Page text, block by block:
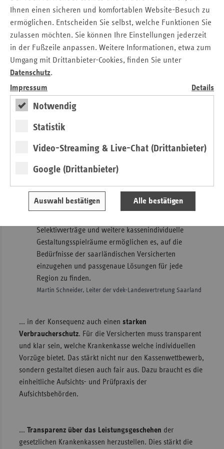
Ihnen einen sicheren und komfortablen Website-Besuch zu
ermöglichen. Entscheiden Sie selbst, welche Funktionen Sie
zulassen möchten. Sie können Ihre Einstellungen jederzeit
in der Fußzeile anpassen. Weitere Informationen, etwa zum
Umgang mit Drittanbieter-Cookies, finden Sie unter
Datenschutz.
Impressum
Details
Notwendig
Statistik
Video-Streaming & Live-Chat (Drittanbieter)
Google (Drittanbieter)
Auswahl bestätigen Alle bestätigen
einheitliche Bundesaufsicht werden der Wettbewerb
zwischen den Krankenkassen und die passgenaue
Versorgung der Versicherten vor Ort gestärkt. Derzeit sind
die Ersatzkassen bei über 100 besonderen
Versorgungsverträgen im Saarland beteiligt. Durch diese
besonderen Versorgungsverträge wird der individuelle
Versorgungsbedarf im Saarland aufgegriffen und durch
passgenaue Angebote ergänzt. Die Ersatzkassen sind
#regionalstark
Saarländer:innen.
Für die Versorgung im Land ist es wichtig, dass
Selektivverträge und weitere kassenindividuelle
Gestaltungsspielräume ermöglichen es, auf die
Bedürfnisse der saarländischen Versicherten
einzugehen und passgenaue Lösungen für jede
Region zu finden.
Martin Schneider, Leiter der vdek-Landesvertretung Saarland
... in der Konsequenz auch einen starken
Verbraucherschutz. Für die Versicherten muss transparent
und klar sein, welche Krankenkasse welche individuellen
Vorzüge bietet. Das stärkt nicht nur den Kassenwettbewerb,
sondern gestaltet diesen auch fair aus. Dazu braucht es die
einheitliche Aufsichts- und Prüfpraxis der
Aufsichtsbehörden.
... Transparenz über das Leistungsgeschehen der
gesetzlichen Krankenkassen herzustellen. Dies stärkt die